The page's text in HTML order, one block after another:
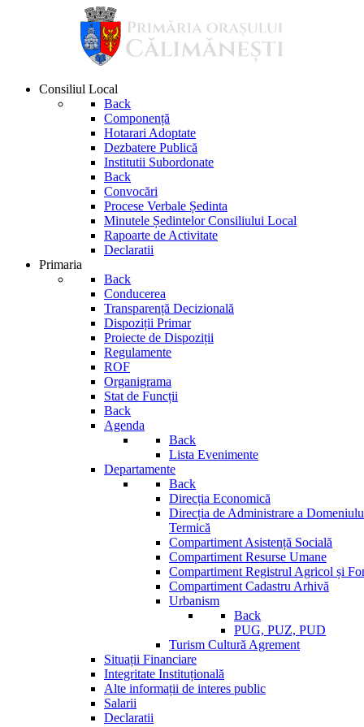
Consiliul Local
Back
Componență
Hotarari Adoptate
Dezbatere Publică
Institutii Subordonate
Back
Convocări
Procese Verbale Ședinta
Minutele Ședintelor Consiliului Local
Rapoarte de Activitate
Declaratii
Primaria
Back
Conducerea
Transparență Decizională
Dispoziții Primar
Proiecte de Dispoziții
Regulamente
ROF
Organigrama
Stat de Funcții
Back
Agenda
Back
Lista Evenimente
Departamente
Back
Direcția Economică
Direcția de Administrare a
Termică
Compartiment Asistență Socială
Compartiment Resurse Umane
Compartiment Registrul Agricol și
Compartiment Cadastru Arhivă
Urbanism
Back
PUG, PUZ, PUD
Turism Cultură Agrement
Situații Financiare
Integritate Instituțională
Alte informații de interes public
Salarii
Declaratii